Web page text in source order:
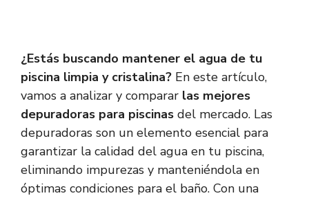
¿Estás buscando mantener el agua de tu
piscina limpia y cristalina? En este artículo,
vamos a analizar y comparar las mejores
depuradoras para piscinas del mercado. Las
depuradoras son un elemento esencial para
garantizar la calidad del agua en tu piscina,
eliminando impurezas y manteniéndola en
óptimas condiciones para el baño. Con una